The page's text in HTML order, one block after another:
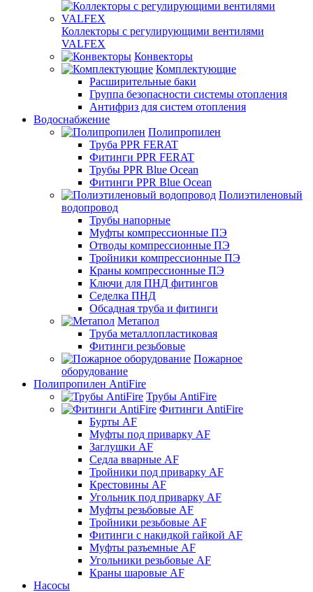
Коллекторы с регулирующими вентилями
VALFEX
Конвекторы
Комплектующие
Расширительные баки
Группа безопасности системы отопления
Антифриз для систем отопления
Водоснабжение
Полипропилен
Труба PPR FERAT
Фитинги PPR FERAT
Трубы PPR Blue Ocean
Фитинги PPR Blue Ocean
Полиэтиленовый
водопровод
Трубы напорные
Муфты компрессионные ПЭ
Отводы компрессионные ПЭ
Тройники компрессионные ПЭ
Краны компрессионные ПЭ
Ключи для ПНД фитингов
Седелка ПНД
Обсадная труба и фитинги
Метапол
Труба металлопластиковая
Фитинги резьбовые
Пожарное
оборудование
Полипропилен AntiFire
Трубы AntiFire
Фитинги AntiFire
Бурты AF
Муфты под приварку AF
Заглушки AF
Седла вварные AF
Тройники под приварку AF
Крестовины AF
Угольник под приварку AF
Муфты резьбовые AF
Тройники резьбовые AF
Фитинги с накидкой гайкой AF
Муфты разъемные AF
Угольники резьбовые AF
Краны шаровые AF
Насосы